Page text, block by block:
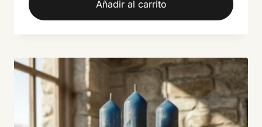
Añadir al carrito